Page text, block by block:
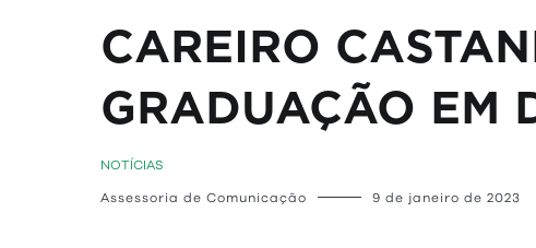
CAREIRO
GRADUAÇÃO EM
NOTÍCIAS
Assessoria de Comunicação 9 de janeiro de 2023